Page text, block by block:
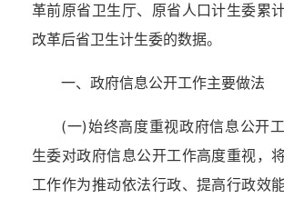
革前原省卫生厅、原省人口计生委累
改革后省卫生计生委的数据。
一、政府信息公开工作主要做法
(一)始终高度重视政府信息公开
生委对政府信息公开工作高度重视，
工作作为推动依法行政、提高行政效